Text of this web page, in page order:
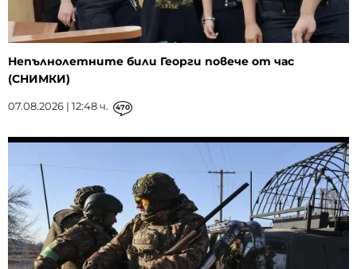
Непълнолетните били Георги повече от час
(СНИМКИ)
07.08.2026 | 12:48 ч. 470